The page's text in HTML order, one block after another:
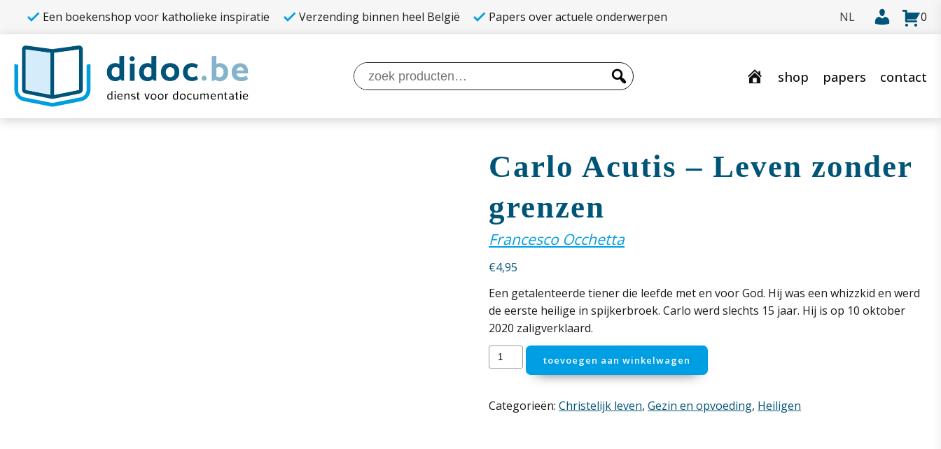
Een boekenshop voor katholieke inspiratie Verzending binnen heel België Papers over actuele onderwerpen 0
Zoeken
naar:
shop papers contact
Carlo Acutis – Leven zonder
grenzen
Francesco Occhetta
€4,95
Een getalenteerde tiener die leefde met en voor God. Hij was een whizzkid en werd
de eerste heilige in spijkerbroek. Carlo werd slechts 15 jaar. Hij is op 10 oktober
2020 zaligverklaard.
Carlo
Acutis
Leven
toevoegen aan winkelwagen
Categorieën:Christelijk leven,Gezin en opvoeding, Heiligen